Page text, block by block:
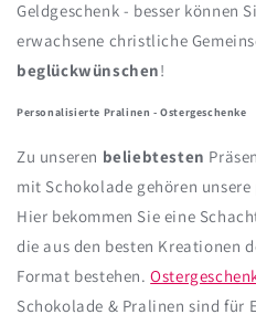
Geldgeschenk - besser können
erwachsene christliche
beglückwünschen!
Personalisierte Pralinen - Ostergeschenke
Zu unseren beliebtesten
mit Schokolade gehören
Hier bekommen Sie eine
die aus den besten Kreationen
Format bestehen.
Schokolade & Pralinen sind für